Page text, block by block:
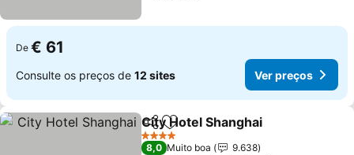
De € 61
Consulte os preços de 12 sites Ver preços
PartilharAdicionar aos favoritos
City Hotel Shanghai
4 Estrelas
8,0 Muito boa
9.638